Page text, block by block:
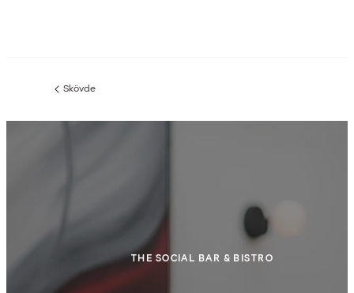
Föregående
Skövde
THE SOCIAL BAR & BISTRO